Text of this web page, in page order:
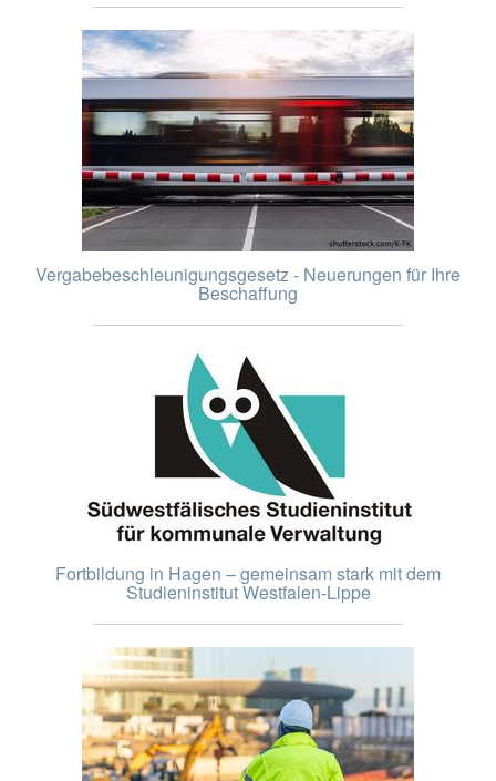
Vergabebeschleunigungsgesetz - Neuerungen für Ihre
Beschaffung
Fortbildung in Hagen – gemeinsam stark mit dem
Studieninstitut Westfalen-Lippe